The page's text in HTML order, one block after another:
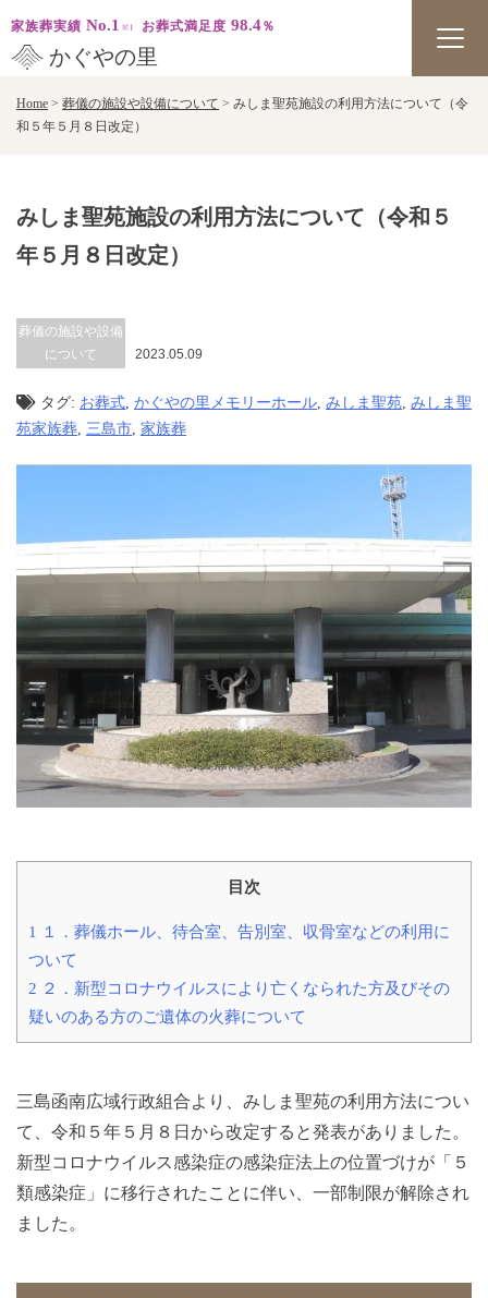
かぐやの里
家族葬実績 No.1 お葬式満足度 98.4％
Home > 葬儀の施設や設備について > みしま聖苑施設の利用方法について（令
和５年５月８日改定）
みしま聖苑施設の利用方法について（令和５
年５月８日改定）
葬儀の施設や設備
について
2023.05.09
タグ: お葬式, かぐやの里メモリーホール, みしま聖苑, みしま聖
苑家族葬, 三島市, 家族葬
目次
1
１．葬儀ホール、待合室、告別室、収骨室などの利用に
ついて
2 ２．新型コロナウイルスにより亡くなられた方及びその
疑いのある方のご遺体の火葬について
三島函南広域行政組合より、みしま聖苑の利用方法につい
て、令和５年５月８日から改定すると発表がありました。
新型コロナウイルス感染症の感染症法上の位置づけが「５
類感染症」に移行されたことに伴い、一部制限が解除され
ました。